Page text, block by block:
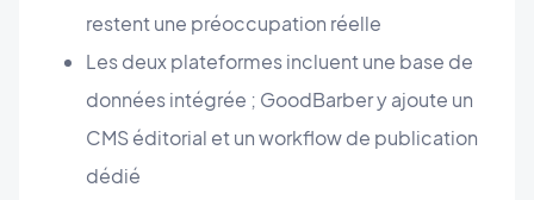
restent une préoccupation réelle
Les deux plateformes incluent une base de
données intégrée ; GoodBarber y ajoute un
CMS éditorial et un workflow de publication
dédié